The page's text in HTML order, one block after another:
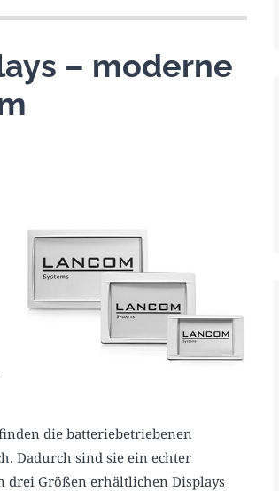
– moderne
die batteriebetriebenen
Dadurch sind sie ein echter
drei Größen erhältlichen Displays